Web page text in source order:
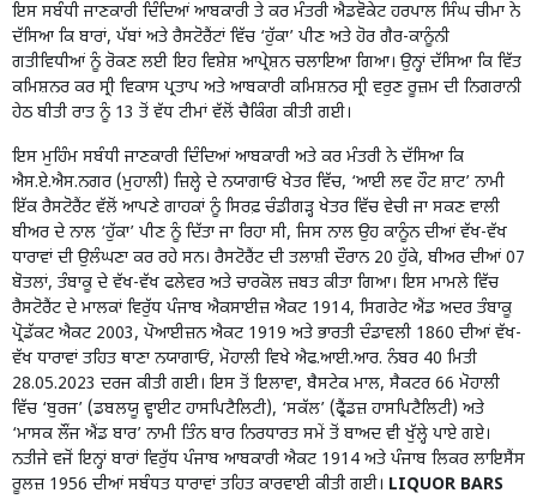
ਇਸ ਸਬੰਧੀ ਜਾਣਕਾਰੀ ਦਿੰਦਿਆਂ ਆਬਕਾਰੀ ਤੇ ਕਰ ਮੰਤਰੀ ਐਡਵੋਕੇਟ ਹਰਪਾਲ ਸਿੰਘ ਚੀਮਾ ਨੇ
ਦੱਸਿਆ ਕਿ ਬਾਰਾਂ, ਪੱਬਾਂ ਅਤੇ ਰੈਸਟੋਰੈਂਟਾਂ ਵਿੱਚ ‘ਹੁੱਕਾ’ ਪੀਣ ਅਤੇ ਹੋਰ ਗੈਰ-ਕਾਨੂੰਨੀ
ਗਤੀਵਿਧੀਆਂ ਨੂੰ ਰੋਕਣ ਲਈ ਇਹ ਵਿਸ਼ੇਸ਼ ਆਪ੍ਰੇਸ਼ਨ ਚਲਾਇਆ ਗਿਆ। ਉਨ੍ਹਾਂ ਦੱਸਿਆ ਕਿ ਵਿੱਤ
ਕਮਿਸ਼ਨਰ ਕਰ ਸ੍ਰੀ ਵਿਕਾਸ ਪ੍ਰਤਾਪ ਅਤੇ ਆਬਕਾਰੀ ਕਮਿਸ਼ਨਰ ਸ੍ਰੀ ਵਰੁਣ ਰੂਜ਼ਮ ਦੀ ਨਿਗਰਾਨੀ
ਹੇਠ ਬੀਤੀ ਰਾਤ ਨੂੰ 13 ਤੋਂ ਵੱਧ ਟੀਮਾਂ ਵੱਲੋਂ ਚੈਕਿੰਗ ਕੀਤੀ ਗਈ।
ਇਸ ਮੁਹਿੰਮ ਸਬੰਧੀ ਜਾਣਕਾਰੀ ਦਿੰਦਿਆਂ ਆਬਕਾਰੀ ਅਤੇ ਕਰ ਮੰਤਰੀ ਨੇ ਦੱਸਿਆ ਕਿ
ਐਸ.ਏ.ਐਸ.ਨਗਰ (ਮੁਹਾਲੀ) ਜ਼ਿਲ੍ਹੇ ਦੇ ਨਯਾਗਾਓਂ ਖੇਤਰ ਵਿੱਚ, ‘ਆਈ ਲਵ ਹੌਟ ਸ਼ਾਟ’ ਨਾਮੀ
ਇੱਕ ਰੈਸਟੋਰੈਂਟ ਵੱਲੋਂ ਆਪਣੇ ਗਾਹਕਾਂ ਨੂੰ ਸਿਰਫ਼ ਚੰਡੀਗੜ੍ਹ ਖੇਤਰ ਵਿੱਚ ਵੇਚੀ ਜਾ ਸਕਣ ਵਾਲੀ
ਬੀਅਰ ਦੇ ਨਾਲ ‘ਹੁੱਕਾ’ ਪੀਣ ਨੂੰ ਦਿੱਤਾ ਜਾ ਰਿਹਾ ਸੀ, ਜਿਸ ਨਾਲ ਉਹ ਕਾਨੂੰਨ ਦੀਆਂ ਵੱਖ-ਵੱਖ
ਧਾਰਾਵਾਂ ਦੀ ਉਲੰਘਣਾ ਕਰ ਰਹੇ ਸਨ। ਰੈਸਟੋਰੈਂਟ ਦੀ ਤਲਾਸ਼ੀ ਦੌਰਾਨ 20 ਹੁੱਕੇ, ਬੀਅਰ ਦੀਆਂ 07
ਬੋਤਲਾਂ, ਤੰਬਾਕੂ ਦੇ ਵੱਖ-ਵੱਖ ਫਲੇਵਰ ਅਤੇ ਚਾਰਕੋਲ ਜ਼ਬਤ ਕੀਤਾ ਗਿਆ। ਇਸ ਮਾਮਲੇ ਵਿੱਚ
ਰੈਸਟੋਰੈਂਟ ਦੇ ਮਾਲਕਾਂ ਵਿਰੁੱਧ ਪੰਜਾਬ ਐਕਸਾਈਜ਼ ਐਕਟ 1914, ਸਿਗਰੇਟ ਐਂਡ ਅਦਰ ਤੰਬਾਕੂ
ਪ੍ਰੋਡੱਕਟ ਐਕਟ 2003, ਪੋਆਈਜ਼ਨ ਐਕਟ 1919 ਅਤੇ ਭਾਰਤੀ ਦੰਡਾਵਲੀ 1860 ਦੀਆਂ ਵੱਖ-
ਵੱਖ ਧਾਰਾਵਾਂ ਤਹਿਤ ਥਾਣਾ ਨਯਾਗਾਓਂ, ਮੋਹਾਲੀ ਵਿਖੇ ਐਫ.ਆਈ.ਆਰ. ਨੰਬਰ 40 ਮਿਤੀ
28.05.2023 ਦਰਜ ਕੀਤੀ ਗਈ। ਇਸ ਤੋਂ ਇਲਾਵਾ, ਬੈਸਟੇਕ ਮਾਲ, ਸੈਕਟਰ 66 ਮੋਹਾਲੀ
ਵਿੱਚ ‘ਬੁਰਜ’ (ਡਬਲਯੂ ਵ੍ਹਾਈਟ ਹਾਸਪਿਟੈਲਿਟੀ), ‘ਸਕੱਲ’ (ਫ੍ਰੈਂਡਜ਼ ਹਾਸਪਿਟੈਲਿਟੀ) ਅਤੇ
‘ਮਾਸਕ ਲੌਂਜ ਐਂਡ ਬਾਰ’ ਨਾਮੀ ਤਿੰਨ ਬਾਰ ਨਿਰਧਾਰਤ ਸਮੇਂ ਤੋਂ ਬਾਅਦ ਵੀ ਖੁੱਲ੍ਹੇ ਪਾਏ ਗਏ।
ਨਤੀਜੇ ਵਜੋਂ ਇਨ੍ਹਾਂ ਬਾਰਾਂ ਵਿਰੁੱਧ ਪੰਜਾਬ ਆਬਕਾਰੀ ਐਕਟ 1914 ਅਤੇ ਪੰਜਾਬ ਲਿਕਰ ਲਾਇਸੈਂਸ
ਰੂਲਜ਼ 1956 ਦੀਆਂ ਸਬੰਧਤ ਧਾਰਾਵਾਂ ਤਹਿਤ ਕਾਰਵਾਈ ਕੀਤੀ ਗਈ। LIQUOR BARS